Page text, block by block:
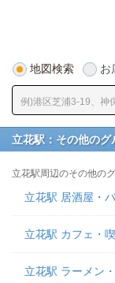
地図検索 お
立花駅：その他のグ
立花駅周辺のその他の
立花駅 居酒屋・
立花駅 カフェ・
立花駅 ラーメン